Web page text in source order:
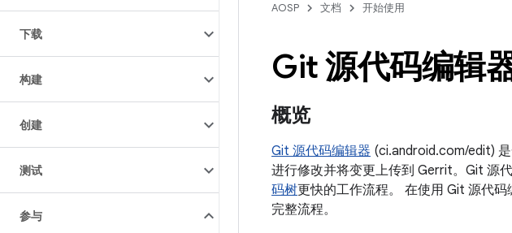
下载
构建
创建
测试
参与
AOSP 文档 开始使用
Git 源代码编辑
概览
Git 源代码编辑器 (ci.android.com/edit)
进行修改并将变更上传到 Gerrit。Git 源
码树更快的工作流程。 在使用 Git 源代
完整流程。